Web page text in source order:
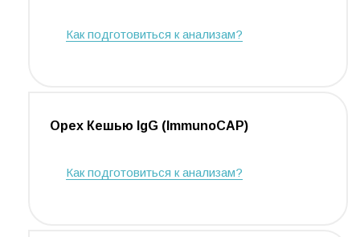
Как подготовиться к анализам?
Орех Кешью IgG (ImmunoCAP)
Как подготовиться к анализам?